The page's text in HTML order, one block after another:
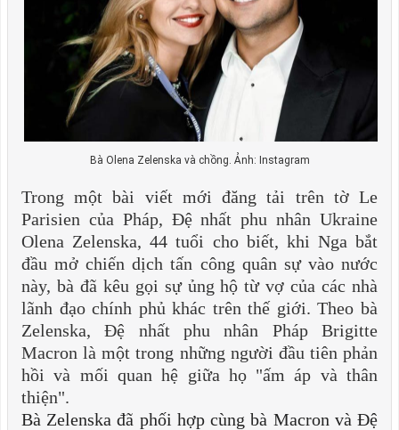
Bà Olena Zelenska và chồng. Ảnh: Instagram
Trong một bài viết mới đăng tải trên tờ Le
Parisien của Pháp, Đệ nhất phu nhân Ukraine
Olena Zelenska, 44 tuổi cho biết, khi Nga bắt
đầu mở chiến dịch tấn công quân sự vào nước
này, bà đã kêu gọi sự ủng hộ từ vợ của các nhà
lãnh đạo chính phủ khác trên thế giới. Theo bà
Zelenska, Đệ nhất phu nhân Pháp Brigitte
Macron là một trong những người đầu tiên phản
hồi và mối quan hệ giữa họ "ấm áp và thân
thiện".
Bà Zelenska đã phối hợp cùng bà Macron và Đệ